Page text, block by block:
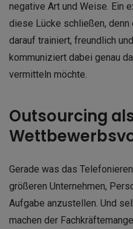
negative Art und Weise. Ein
diese Lücke schließen,
darauf trainiert, freundlich
kommuniziert dabei genau
vermitteln möchte.
Outsourcing
Gerade was das
größeren Unternehmen,
Aufgabe anzustellen. Und
machen der